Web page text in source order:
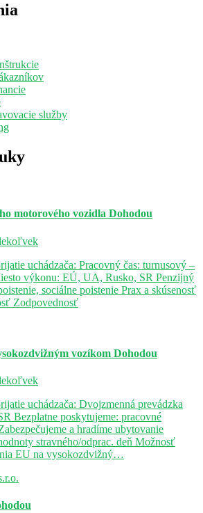
služby
motorového vozidla Dohodou
uchádzača: Pracovný čas: turnusový –
výkonu: EÚ, UA, Rusko, SR Penzijný
sociálne poistenie Prax a skúsenosť
Zodpovednosť
vozíkom Dohodou
uchádzača: Dvojzmenná prevádzka
Bezplatne poskytujeme: pracovné
a hradíme ubytovanie
stravného/odprac. deň Možnosť
EU na vysokozdvižný…